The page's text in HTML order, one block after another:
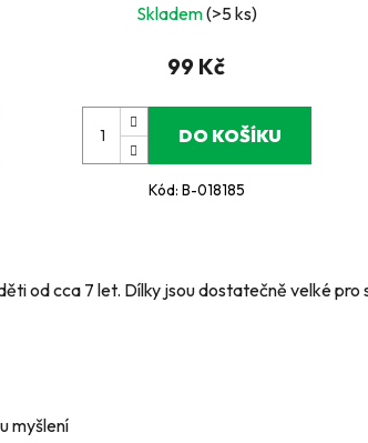
Skladem(>5 ks)
99 Kč
DO KOŠÍKU
Kód: B-018185
l
í
od cca 7 let. Dílky jsou dostatečně velké
myšlení